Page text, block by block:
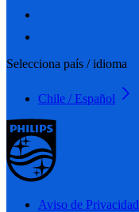
Selecciona país / idioma
Chile / Español
Aviso de Privacidad